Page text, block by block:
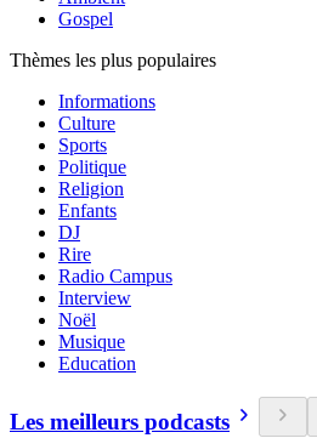
Gospel
Thèmes les plus populaires
Informations
Culture
Sports
Politique
Religion
Enfants
DJ
Rire
Radio Campus
Interview
Noël
Musique
Education
Les meilleurs podcasts